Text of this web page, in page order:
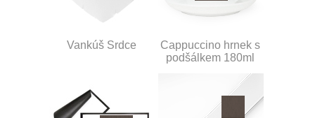
Vankúš Srdce
Cappuccino hrnek s
podšálkem 180ml